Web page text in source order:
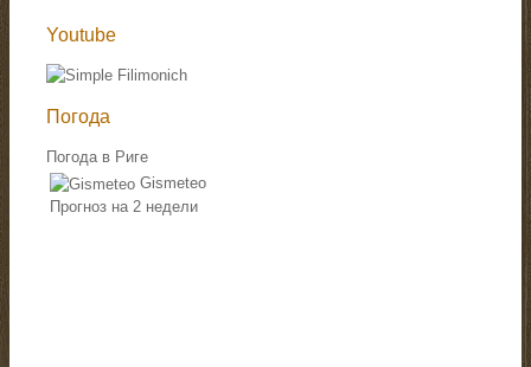
Youtube
Погода
Погода в Риге
Gismeteo
Прогноз на 2 недели